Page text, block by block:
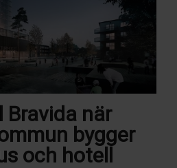
Bravida när
bygger
och hotell